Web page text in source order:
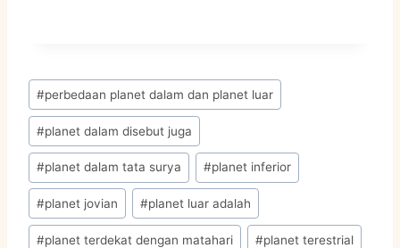
#perbedaan planet dalam dan planet luar
#planet dalam disebut juga
#planet dalam tata surya #planet inferior
#planet jovian #planet luar adalah
#planet terdekat dengan matahari #planet terestrial